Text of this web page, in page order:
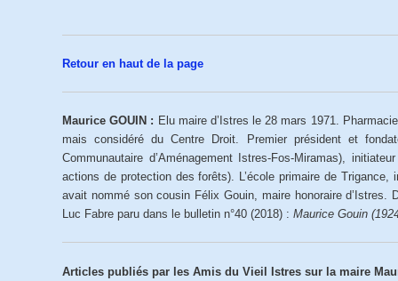
Retour en haut de la page
Maurice GOUIN : Elu maire d’Istres le 28 mars 1971.
mais considéré du Centre Droit. Premier président et
Communautaire d’Aménagement Istres-Fos-Miramas),
actions de protection des forêts). L’école primaire de
avait nommé son cousin Félix Gouin, maire honoraire
Luc Fabre paru dans le bulletin n°40 (2018) : Maurice Gouin
Articles publiés par les Amis du Vieil Istres sur la maire